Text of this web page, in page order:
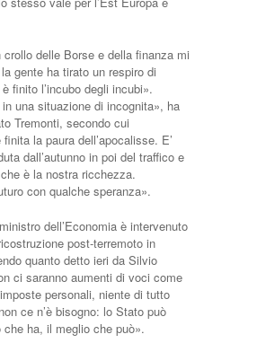
crollo delle Borse e della finanza mi
gente ha tirato un respiro di
finito l’incubo degli incubi».
una situazione di incognita», ha
Tremonti, secondo cui
la paura dell’apocalisse. E’
dall’autunno in poi del traffico e
è la nostra ricchezza.
con qualche speranza».
dell’Economia è intervenuto
post-terremoto in
quanto detto ieri da Silvio
ci saranno aumenti di voci come
personali, niente di tutto
ce n’è bisogno: lo Stato può
ha, il meglio che può».